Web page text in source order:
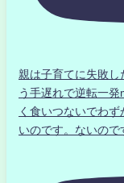
親は子育てに失敗し
う手遅れで逆転一発
く食いつないでわ
いのです。ないので